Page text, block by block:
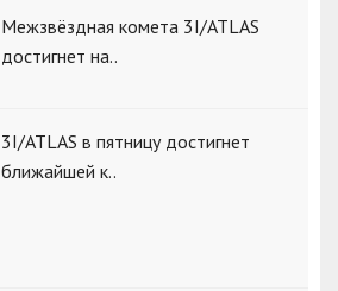
Межзвёздная комета 3I/ATLAS
достигнет на..
3I/ATLAS в пятницу достигнет
ближайшей к..